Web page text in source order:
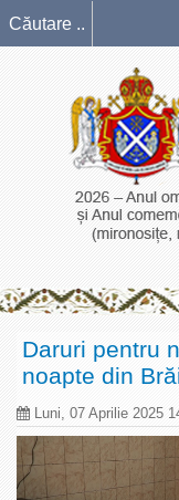
Daruri pentru
noapte din
Luni, 07 Aprilie 2025